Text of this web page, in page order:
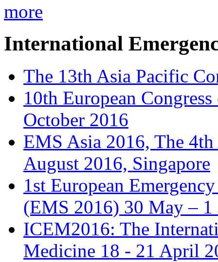
more
International
The 13th Asia Pacific
10th European
October 2016
EMS Asia 2016, The
August 2016, Singapore
1st European
(EMS 2016) 30 May – 1
ICEM2016: The
Medicine 18 - 21 April